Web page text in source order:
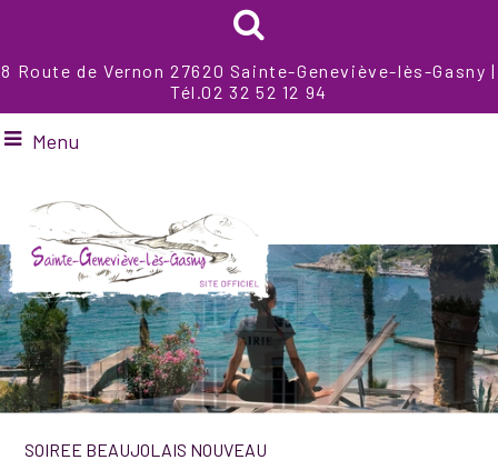
8 Route de Vernon 27620 Sainte-Geneviève-lès-Gasny |
Tél.02 32 52 12 94
Menu
SOIREE BEAUJOLAIS NOUVEAU